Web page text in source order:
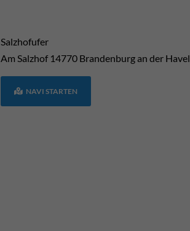
Salzhofufer
Am Salzhof 14770 Brandenburg an der Havel
NAVI STARTEN